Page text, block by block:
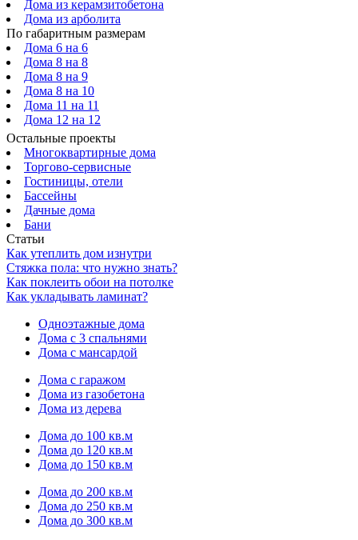
Дома из керамзитобетона
Дома из арболита
По габаритным размерам
Дома 6 на 6
Дома 8 на 8
Дома 8 на 9
Дома 8 на 10
Дома 11 на 11
Дома 12 на 12
Остальные проекты
Многоквартирные дома
Торгово-сервисные
Гостиницы, отели
Бассейны
Дачные дома
Бани
Статьи
Как утеплить дом изнутри
Стяжка пола: что нужно знать?
Как поклеить обои на потолке
Как укладывать ламинат?
Одноэтажные дома
Дома с 3 спальнями
Дома с мансардой
Дома с гаражом
Дома из газобетона
Дома из дерева
Дома до 100 кв.м
Дома до 120 кв.м
Дома до 150 кв.м
Дома до 200 кв.м
Дома до 250 кв.м
Дома до 300 кв.м